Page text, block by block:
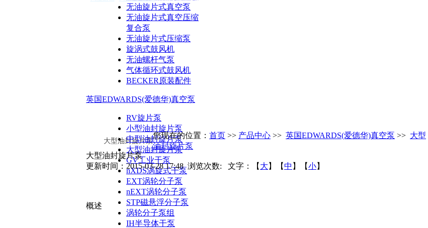
ZD（众德）真空泵
FIRST（富斯特)真空泵
真空系统
真空泵油
真空附件
真空泵配件
真空泵维修保养
无油旋片式真空泵
无油旋片式真空压缩
复合泵
无油旋片式压缩泵
旋涡式鼓风机
无油螺杆气泵
气体循环式鼓风机
BECKER原装配件
英国EDWARDS(爱德华)真空泵
RV旋片泵
小型油封旋片泵
中型油封旋片泵
大型油封旋片泵
GV工业干泵
nXDS涡旋式干泵
EXT涡轮分子泵
nEXT涡轮分子泵
STP磁悬浮分子泵
涡轮分子泵组
IH半导体干泵
大型油封旋片泵
您现在的位置： 首页 >> 产品中心 >> 英国EDWARDS(爱德华)真空泵 >> 大型
油封旋片泵
大型油封旋片泵
更新时间：2015-03-28 17:48 浏览次数: 文字：【 大 】【中 】【小】
概述